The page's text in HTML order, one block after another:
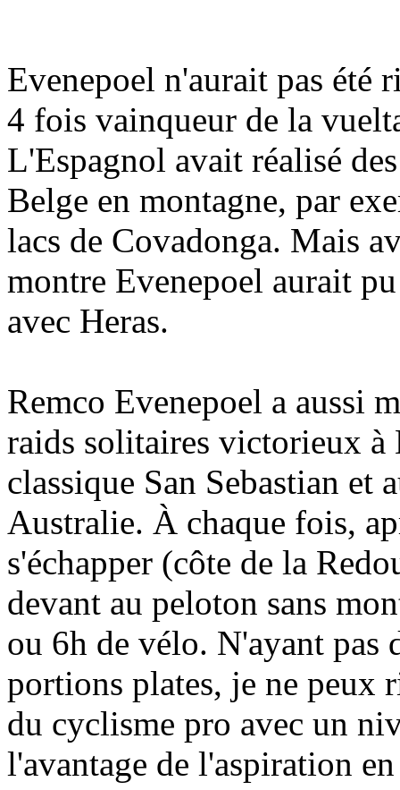
Evenepoel n'aurait pas été
4 fois vainqueur de la
L'Espagnol avait réalisé
Belge en montagne, par
lacs de Covadonga. Mais
montre Evenepoel aurait
avec Heras.
Remco Evenepoel a aussi
raids solitaires victorieux à
classique San Sebastian et
Australie. À chaque fois,
s'échapper (côte de la
devant au peloton sans
ou 6h de vélo. N'ayant pas
portions plates, je ne peux
du cyclisme pro avec un
l'avantage de l'aspiration